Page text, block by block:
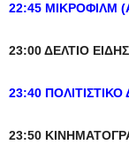
22:45 ΜΙΚΡΟΦΙΛΜ
23:00 ΔΕΛΤΙΟ
23:40
23:50